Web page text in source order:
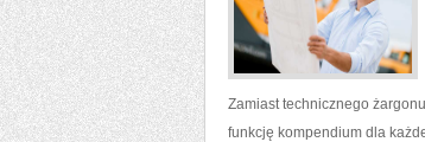
Zamiast technicznego
funkcję kompendium dla